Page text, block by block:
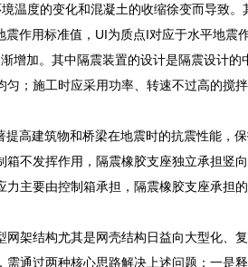
温度的变化和混凝土的收缩徐变而导致
作用标准值，UI为质点I对应于水平地震
增加。其中隔震装置的设计是隔震设计
；施工时应采用功率、转速不过高的搅
高建筑物和桥梁在地震时的抗震性能，保
不发挥作用，隔震橡胶支座独立承担竖
主要由控制箱承担，隔震橡胶支座承担
架结构尤其是网壳结构日益向大型化、
通过两种核心思路解决上述问题：一是